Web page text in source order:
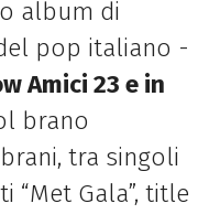
album di
pop italiano -
Amici 23 e in
brano
tra singoli
“Met Gala”, title